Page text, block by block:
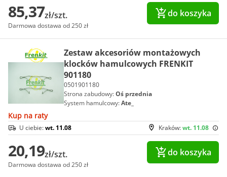
85,37zł/szt.
Darmowa dostawa od 250 zł
do koszyka
Zestaw akcesoriów montażowych
klocków hamulcowych FRENKIT
901180
0501901180
Strona zabudowy:Oś przednia
System hamulcowy:Ate_
Kup na raty
Kraków:wt. 11.08
U ciebie:wt. 11.08
20,19zł/szt.
Darmowa dostawa od 250 zł
do koszyka